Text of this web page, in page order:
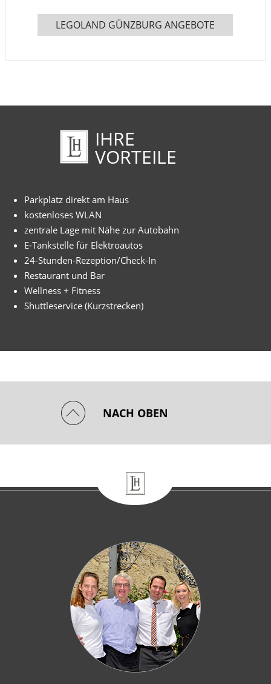
LEGOLAND GÜNZBURG ANGEBOTE
IHRE
VORTEILE
Parkplatz direkt am Haus
kostenloses WLAN
zentrale Lage mit Nähe zur Autobahn
E-Tankstelle für Elektroautos
24-Stunden-Rezeption/Check-In
Restaurant und Bar
Wellness + Fitness
Shuttleservice (Kurzstrecken)
NACH OBEN